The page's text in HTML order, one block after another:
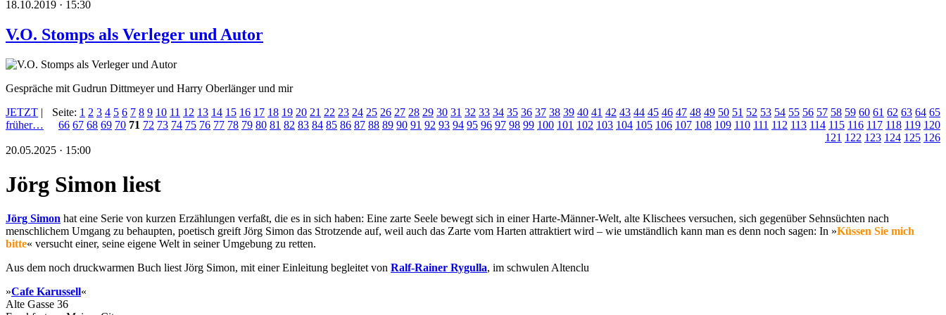
18.10.2019 · 15:30
V.O. Stomps als Verleger und Autor
Gespräche mit Gudrun Dittmeyer und Harry Oberlänger und mir
JETZT |
früher…
Seite: 1 2 3 4 5 6 7 8 9 10 11 12 13 14 15 16 17 18 19 20 21 22 23 24 25 26 27 28 29 30 31 32 33 34 35 36 37 38 39 40 41 42 43 44 45 46 47 48 49 50 51 52 53 54 55 56 57 58 59 60 61 62 63 64 65
66 67 68 69 70 71 72 73 74 75 76 77 78 79 80 81 82 83 84 85 86 87 88 89 90 91 92 93 94 95 96 97 98 99 100 101 102 103 104 105 106 107 108 109 110 111 112 113 114 115 116 117 118 119 120
121 122 123 124 125 126
20.05.2025 · 15:00
Jörg Simon liest
Jörg Simon hat eine Serie von kurzen Erzählungen verfaßt, die es in sich haben: Eine zarte Seele bewegt sich in einer Harte-Männer-Welt, alte Klischees versuchen, sich gegenüber Sehnsüchten nach
menschlichem Umgang zu behaupten, poetisch greift Jörg Simon das Strotzende auf, weil auch das Zarte vom Harten attraktiert wird – wie umständlich kann man es denn noch sagen: In »Küssen Sie mich
bitte« versucht einer, seine eigene Welt in seiner Umgebung zu retten.
Aus dem noch druckwarmen Buch liest Jörg Simon, mit einer Einleitung begleitet von Ralf-Rainer Rygulla, im schwulen Altenclu
»Cafe Karussell«
Alte Gasse 36